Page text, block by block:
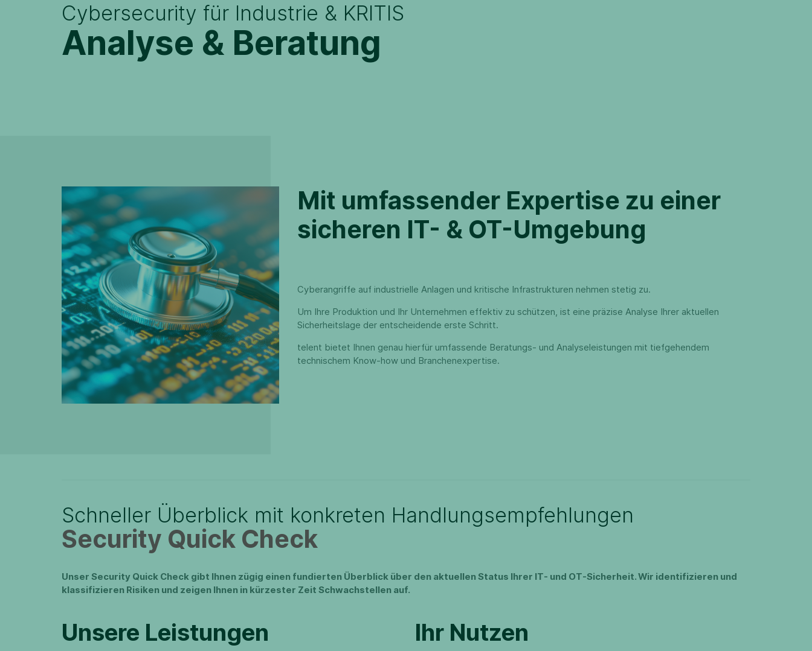
Cybersecurity für Industrie & KRITIS
Analyse & Beratung
Mit umfassender Expertise zu einer
sicheren IT- & OT-Umgebung
Cyberangriffe auf industrielle Anlagen und kritische Infrastrukturen nehmen stetig zu.
Um Ihre Produktion und Ihr Unternehmen effektiv zu schützen, ist eine präzise Analyse Ihrer aktuellen
Sicherheitslage der entscheidende erste Schritt.
telent bietet Ihnen genau hierfür umfassende Beratungs- und Analyseleistungen mit tiefgehendem
technischem Know-how und Branchenexpertise.
Schneller Überblick mit konkreten Handlungsempfehlungen
Security Quick Check
Unser Security Quick Check gibt Ihnen zügig einen fundierten Überblick über den aktuellen Status Ihrer IT- und OT-Sicherheit. Wir identifizieren und
klassifizieren Risiken und zeigen Ihnen in kürzester Zeit Schwachstellen auf.
Unsere Leistungen Ihr Nutzen